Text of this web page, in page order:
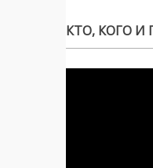
КТО, КОГО И